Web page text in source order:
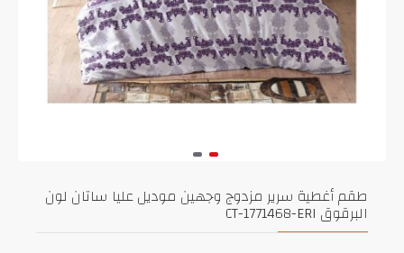
طقم أغطية سرير مزدوج وجهين موديل عليا ساتان لون
البرقوق CT-1771468-ERI